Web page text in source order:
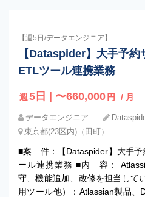
【週5日/データエンジニア】
【Dataspider】大手予
ETLツール連携業務
週 5日 | 〜660,000 円 / 月
データエンジニア
東京都(23区内)（田町）
■案 件：【Dataspider】大手予
ール連携業務 ■内 容：
守、機能追加、改修を担当して
用ツール他）：Atlassian製品